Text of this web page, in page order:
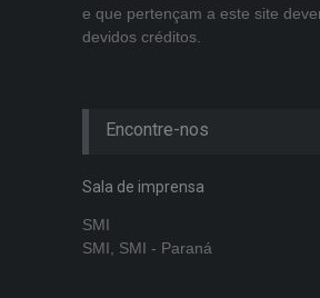
e que pertençam a este site
devidos créditos.
Encontre-nos
Sala de imprensa
SMI
SMI, SMI - Paraná